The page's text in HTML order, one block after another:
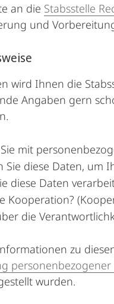
an die Stabsstelle
und
wird Ihnen die
Angaben gern
mit
Sie diese Daten, um
diese Daten
Kooperation?
die
zu
personenbezogener
wurden.